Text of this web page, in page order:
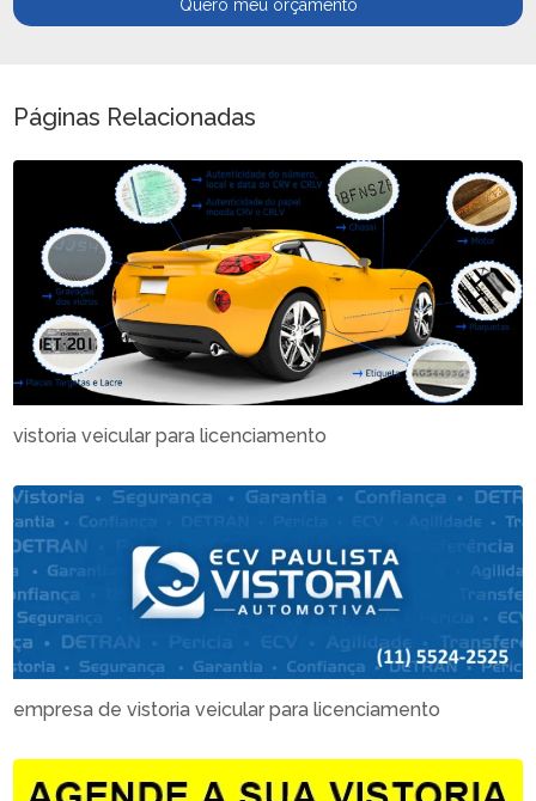
Quero meu orçamento
Páginas Relacionadas
vistoria veicular para licenciamento
empresa de vistoria veicular para licenciamento